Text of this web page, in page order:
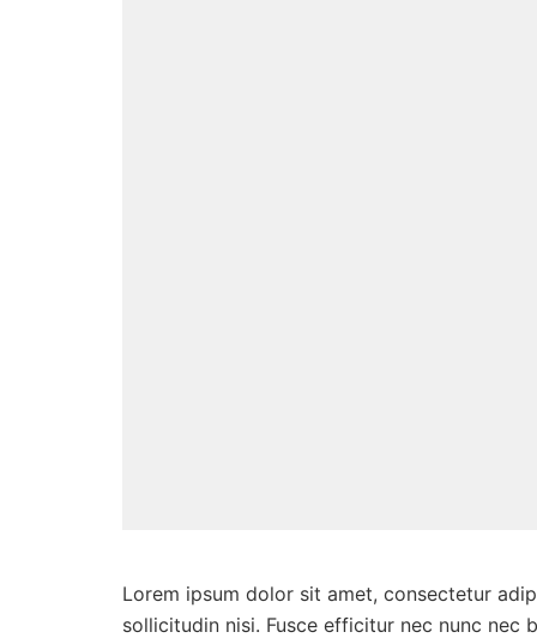
Lorem ipsum dolor sit amet, consectetur
sollicitudin nisi. Fusce efficitur nec nunc